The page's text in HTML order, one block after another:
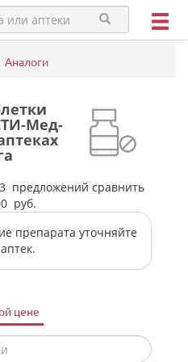
Аналоги
Мед-
предложений сравнить
руб.
препарата уточняйте
цене